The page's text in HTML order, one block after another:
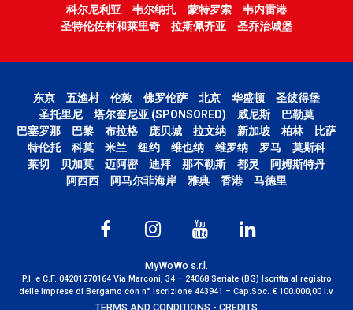
科尔尼利亚
韦尔纳扎 蒙特罗索
韦内雷港
圣特伦佐村和莱里奇
拉斯佩齐亚 圣乔治城堡
东京 五渔村 伦敦 佛罗伦萨 北京 华盛顿
圣彼得堡
圣托里尼
塔尔奎尼亚 (SPONSORED) 威尼斯
巴勒莫
巴塞罗那
巴黎 布拉格 庞贝城 拉文纳 新加坡 柏林
比萨
特伦托
科莫 米兰 纽约 维也纳 维罗纳 罗马
莫斯科
莱切
贝加莫 迈阿密 迪拜 那不勒斯 都灵
阿姆斯特丹
阿西西
阿马尔菲海岸 雅典 香港 马德里
MyWoWo s.r.l.
P.I. e C.F. 04201270164 Via Marconi, 34 – 24068 Seriate (BG) Iscritta al registro
delle imprese di Bergamo con n° iscrizione 443941 – Cap.Soc. € 100.000,00 i.v.
TERMS AND CONDITIONS - CREDITS